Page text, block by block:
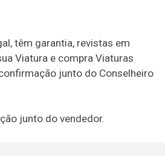
têm garantia, revistas em
Viatura e compra Viaturas
junto do Conselheiro
junto do vendedor.